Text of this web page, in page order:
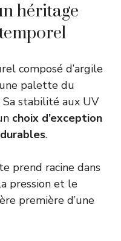
héritage
composé d’argile
palette du
stabilité aux UV
choix d’exception
.
prend racine dans
pression et le
première d’une